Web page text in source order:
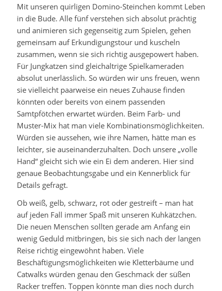
Mit unseren quirligen Domino-Steinchen kommt Leben
in die Bude. Alle fünf verstehen sich absolut prächtig
und animieren sich gegenseitig zum Spielen, gehen
gemeinsam auf Erkundigungstour und kuscheln
zusammen, wenn sie sich richtig ausgepowert haben.
Für Jungkatzen sind gleichaltrige Spielkameraden
absolut unerlässlich. So würden wir uns freuen, wenn
sie vielleicht paarweise ein neues Zuhause finden
könnten oder bereits von einem passenden
Samtpfötchen erwartet würden. Beim Farb- und
Muster-Mix hat man viele Kombinationsmöglichkeiten.
Würden sie aussehen, wie ihre Namen, hätte man es
leichter, sie auseinanderzuhalten. Doch unsere „volle
Hand“ gleicht sich wie ein Ei dem anderen. Hier sind
genaue Beobachtungsgabe und ein Kennerblick für
Details gefragt.
Ob weiß, gelb, schwarz, rot oder gestreift – man hat
auf jeden Fall immer Spaß mit unseren Kuhkätzchen.
Die neuen Menschen sollten gerade am Anfang ein
wenig Geduld mitbringen, bis sie sich nach der langen
Reise richtig eingewöhnt haben. Viele
Beschäftigungsmöglichkeiten wie Kletterbäume und
Catwalks würden genau den Geschmack der süßen
Racker treffen. Toppen könnte man dies noch durch